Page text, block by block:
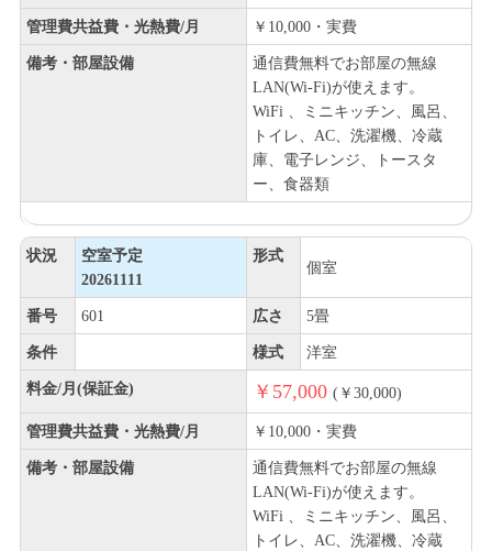
管理費共益費・光熱費/月 ￥10,000・実費
備考・部屋設備
通信費無料でお部屋の無線
LAN(Wi-Fi)が使えます。
WiFi 、ミニキッチン、風呂、
トイレ、AC、洗濯機、冷蔵
庫、電子レンジ、トースタ
ー、食器類
状況
空室予定
20261111
形式
個室
番号 601 広さ 5畳
条件 様式 洋室
料金/月(保証金) ￥57,000 (￥30,000)
管理費共益費・光熱費/月 ￥10,000・実費
備考・部屋設備
通信費無料でお部屋の無線
LAN(Wi-Fi)が使えます。
WiFi 、ミニキッチン、風呂、
トイレ、AC、洗濯機、冷蔵